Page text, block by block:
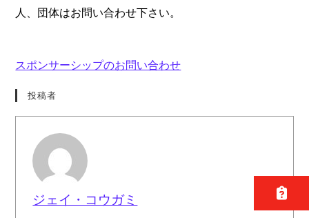
人、団体はお問い合わせ下さい。
スポンサーシップのお問い合わせ
投稿者
ジェイ・コウガミ